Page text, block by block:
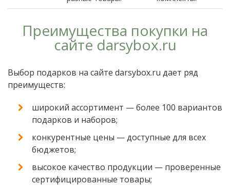
Преимущества покупки на
сайте darsybox.ru
Выбор подарков на сайте darsybox.ru дает ряд
преимуществ:
широкий ассортимент — более 100 вариантов
подарков и наборов;
конкурентные цены — доступные для всех
бюджетов;
высокое качество продукции — проверенные
сертифицированные товары;